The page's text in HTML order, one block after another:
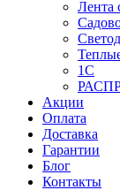
Лента
1С
Акции
Оплата
Доставка
Гарантии
Блог
Контакты